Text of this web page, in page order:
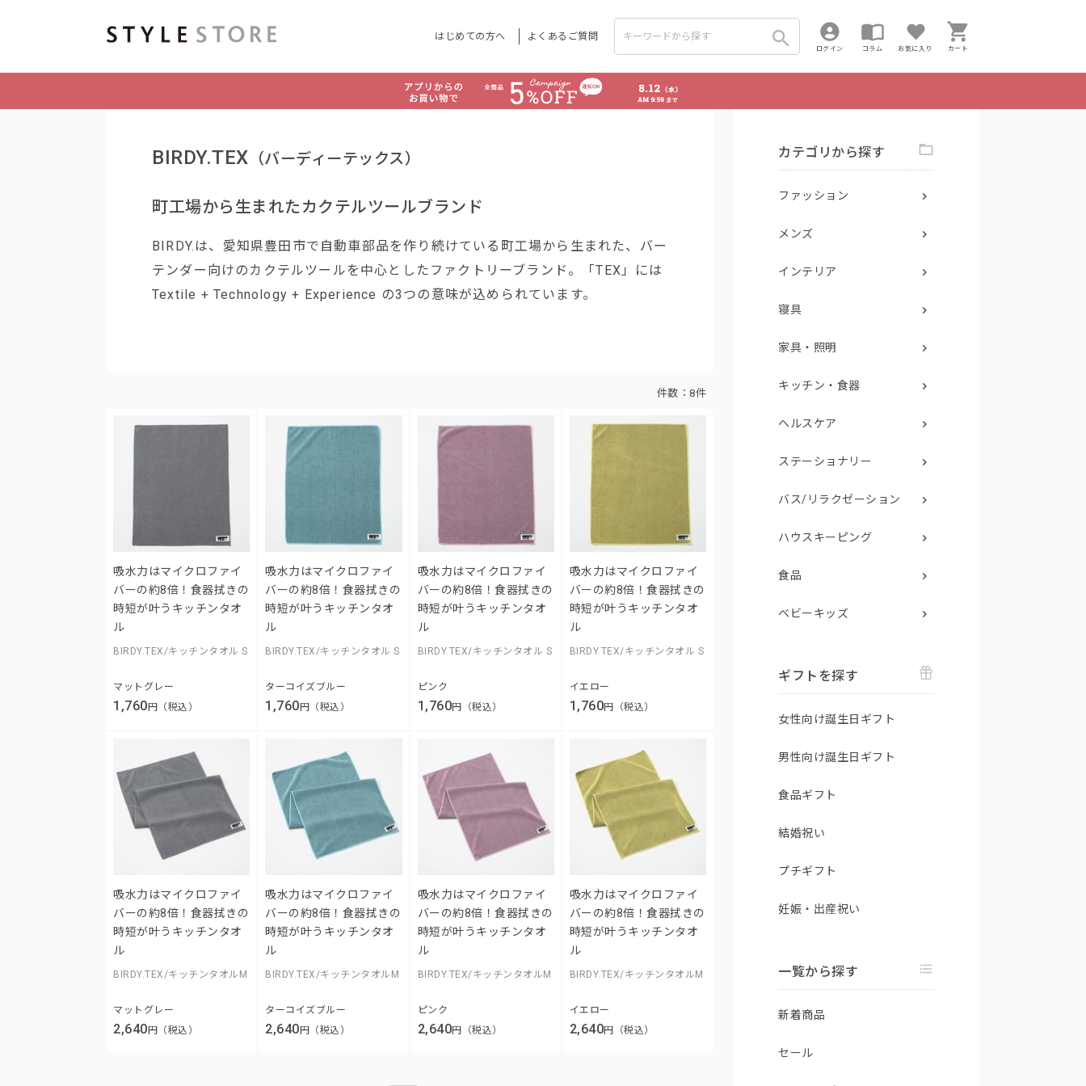
はじめての方へ よくあるご質問
ログイン コラム お気に入り カート
BIRDY.TEX （バーディーテックス）
町工場から生まれたカクテルツールブランド
BIRDY.は、愛知県豊田市で自動車部品を作り続けている町工場から生まれた、バー
テンダー向けのカクテルツールを中心としたファクトリーブランド。「TEX」には
Textile + Technology + Experience の3つの意味が込められています。
件数： 8件
吸水力はマイクロファイ
バーの約8倍！食器拭きの
時短が叶うキッチンタオ
ル
BIRDY.TEX/キッチンタオル S
マットグレー
1,760円（税込）
吸水力はマイクロファイ
バーの約8倍！食器拭きの
時短が叶うキッチンタオ
ル
BIRDY.TEX/キッチンタオル S
ターコイズブルー
1,760円（税込）
吸水力はマイクロファイ
バーの約8倍！食器拭きの
時短が叶うキッチンタオ
ル
BIRDY.TEX/キッチンタオル S
ピンク
1,760円（税込）
吸水力はマイクロファイ
バーの約8倍！食器拭きの
時短が叶うキッチンタオ
ル
BIRDY.TEX/キッチンタオル S
イエロー
1,760円（税込）
吸水力はマイクロファイ
バーの約8倍！食器拭きの
時短が叶うキッチンタオ
ル
BIRDY.TEX/キッチンタオルM
マットグレー
2,640 円（税込）
吸水力はマイクロファイ
バーの約8倍！食器拭きの
時短が叶うキッチンタオ
ル
BIRDY.TEX/キッチンタオルM
ターコイズブルー
2,640 円（税込）
吸水力はマイクロファイ
バーの約8倍！食器拭きの
時短が叶うキッチンタオ
ル
BIRDY.TEX/キッチンタオルM
ピンク
2,640円（税込）
吸水力はマイクロファイ
バーの約8倍！食器拭きの
時短が叶うキッチンタオ
ル
BIRDY.TEX/キッチンタオルM
イエロー
2,640円（税込）
カテゴリから探す
ファッション
メンズ
インテリア
寝具
家具・照明
キッチン・食器
ヘルスケア
ステーショナリー
バス/リラクゼーション
ハウスキーピング
食品
ベビーキッズ
ギフトを探す
女性向け誕生日ギフト
男性向け誕生日ギフト
食品ギフト
結婚祝い
プチギフト
妊娠・出産祝い
一覧から探す
新着商品
セール